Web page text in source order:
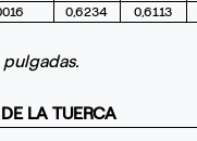
0,6234 0,6113
LA TUERCA